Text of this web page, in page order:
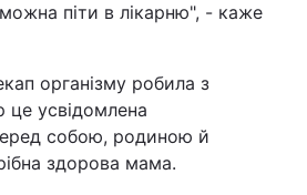
піти в лікарню", - каже
організму робила з
це усвідомлена
собою, родиною й
здорова мама.